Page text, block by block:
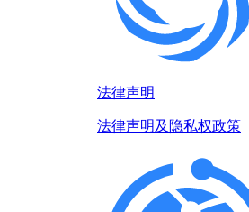
法律声明
法律声明及隐私权政策